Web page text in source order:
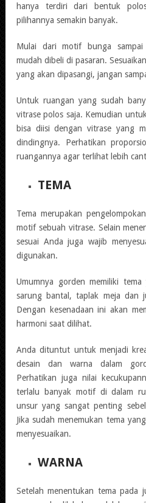
hanya terdiri dari bentuk
pilihannya semakin banyak.
Mulai dari motif bunga
mudah dibeli di pasaran.
yang akan dipasangi, jangan
Untuk ruangan yang sudah
vitrase polos saja. Kemudian
bisa diisi dengan vitrase yang
dindingnya. Perhatikan
ruangannya agar terlihat lebih
TEMA
Tema merupakan
motif sebuah vitrase. Selain
sesuai Anda juga wajib
digunakan.
Umumnya gorden memiliki
sarung bantal, taplak meja dan
Dengan kesenadaan ini akan
harmoni saat dilihat.
Anda dituntut untuk menjadi
desain dan warna dalam
Perhatikan juga nilai
terlalu banyak motif di dalam
unsur yang sangat penting
Jika sudah menemukan tema
menyesuaikan.
WARNA
Setelah menentukan tema pada